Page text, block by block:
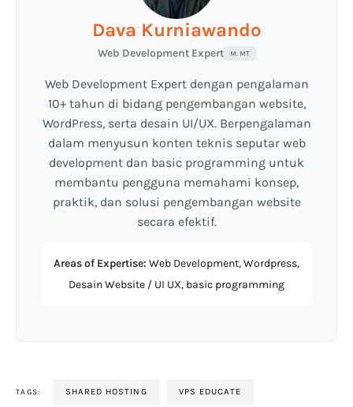
Dava Kurniawando
Web Development Expert M. MT
Web Development Expert dengan pengalaman
10+ tahun di bidang pengembangan website,
WordPress, serta desain UI/UX. Berpengalaman
dalam menyusun konten teknis seputar web
development dan basic programming untuk
membantu pengguna memahami konsep,
praktik, dan solusi pengembangan website
secara efektif.
Areas of Expertise: Web Development, Wordpress,
Desain Website / UI UX, basic programming
TAGS: SHARED HOSTING VPS EDUCATE